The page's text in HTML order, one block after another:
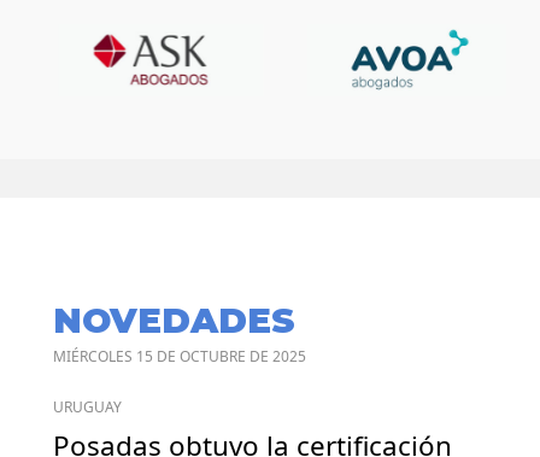
NOVEDADES
MIÉRCOLES 15 DE OCTUBRE DE 2025
URUGUAY
Posadas obtuvo la certificación